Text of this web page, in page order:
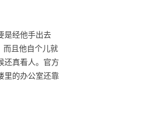
是经他手出去
而且他自个儿就
还真看人。官方
里的办公室还靠